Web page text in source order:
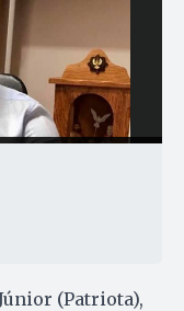
(Patriota),